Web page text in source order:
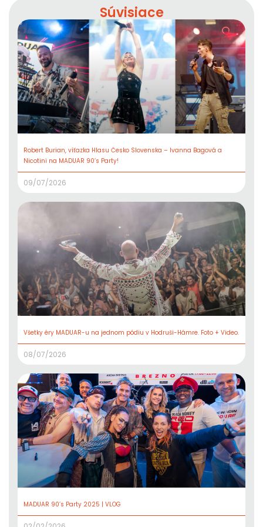
Súvisiace
Robert Burian, víťazka Hlasu Česko Slovenska – Ivanna Bagová a
Nicotini na MADUAR 90’s Party!
09/07/2026
Všetky éry MADUAR-u na jednom pódiu v Hodruši-Hámre. Foto + Video.
08/07/2026
MADUAR 90’s Party 2025 | VLOG